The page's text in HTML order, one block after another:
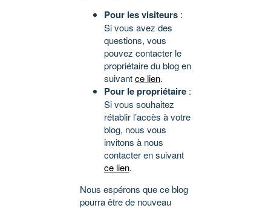
Pour les visiteurs :
Si vous avez des
questions, vous
pouvez contacter le
propriétaire du blog en
suivantce lien.
Pour le propriétaire :
Si vous souhaitez
rétablir l’accès à votre
blog, nous vous
invitons à nous
contacter en suivant
ce lien.
Nous espérons que ce blog
pourra être de nouveau